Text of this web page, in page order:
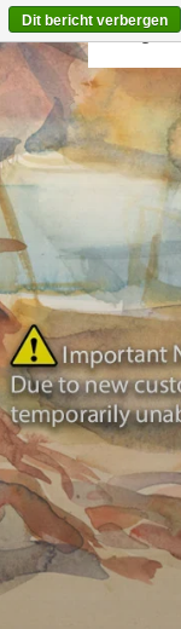
Terug
Dit bericht verbergen